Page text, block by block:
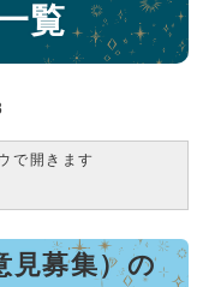
覧
で開きます
見募集）の